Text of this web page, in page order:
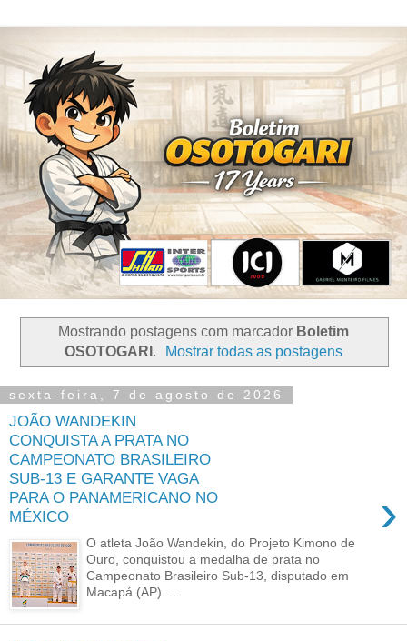
Mostrando postagens com marcador Boletim
OSOTOGARI . Mostrar todas as postagens
sexta-feira, 7 de agosto de 2026
JOÃO WANDEKIN
CONQUISTA A PRATA NO
CAMPEONATO BRASILEIRO
SUB-13 E GARANTE VAGA
PARA O PANAMERICANO NO
MÉXICO
›
O atleta João Wandekin, do Projeto Kimono de
Ouro, conquistou a medalha de prata no
Campeonato Brasileiro Sub-13, disputado em
Macapá (AP). ...